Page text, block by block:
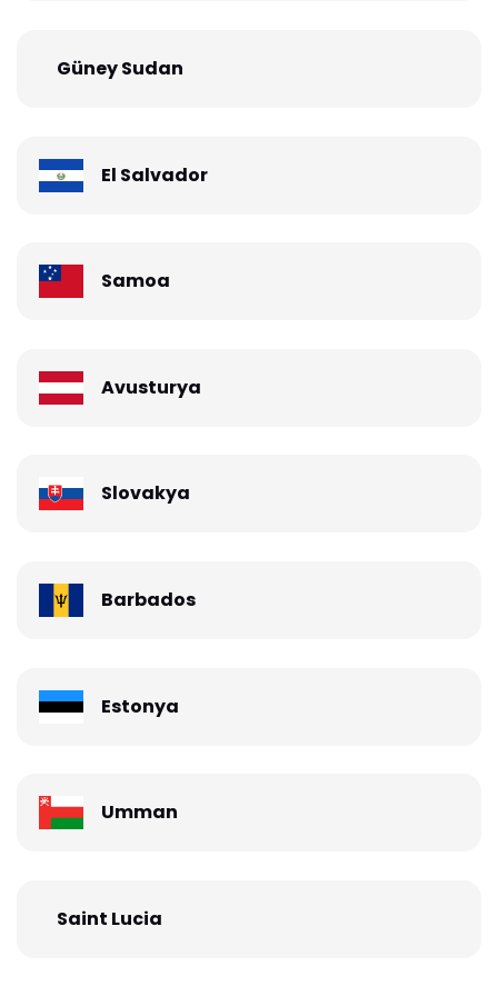
Güney Sudan
El Salvador
Samoa
Avusturya
Slovakya
Barbados
Estonya
Umman
Saint Lucia